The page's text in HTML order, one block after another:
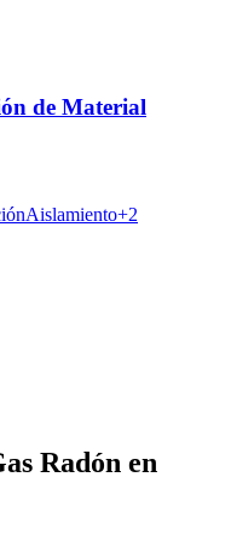
de Material
Aislamiento+2
Radón en